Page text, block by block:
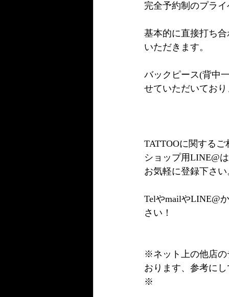
完全予約制のプラ
基本的に直接打ち
いただきます。
バックピース(背中
せていただいてお
TATTOOに関する
ショップ用LINE@
お気軽に登録下さい
TelやmailやLINE@
さい！
※ネット上の他店の
おります、参考に
※